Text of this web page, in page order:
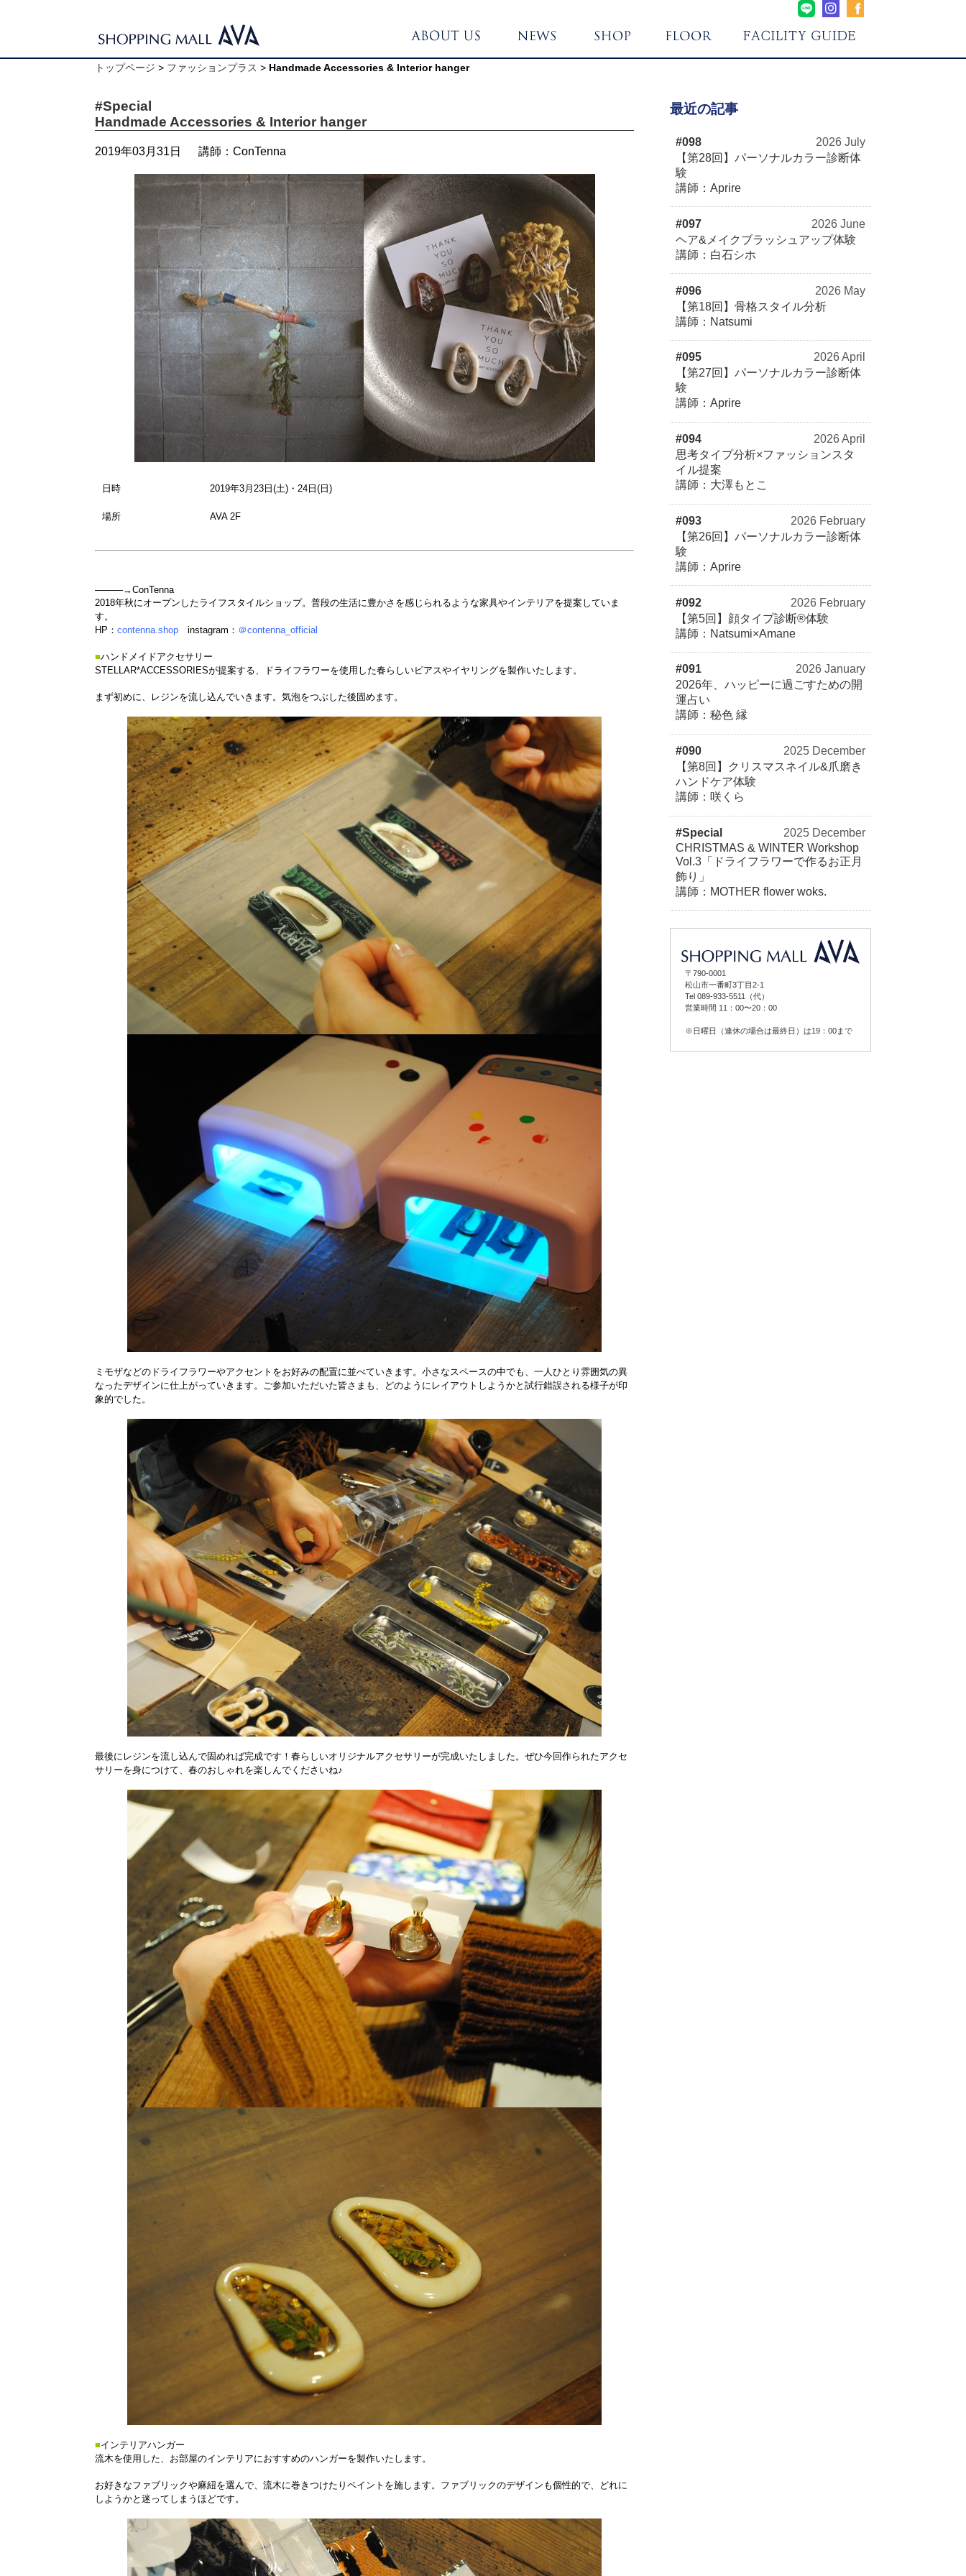
トップページ > ファッションプラス > Handmade Accessories & Interior hanger
#Special
Handmade Accessories & Interior hanger
2019年03月31日 講師：ConTenna
日時 2019年3月23日(土)・24日(日)
場所 AVA 2F
―――→ConTenna
2018年秋にオープンしたライフスタイルショップ。普段の生活に豊かさを感じられるような家具やインテリアを提案していま
す。
HP： contenna.shop instagram： ＠contenna_official
■ハンドメイドアクセサリー
STELLAR*ACCESSORIESが提案する、ドライフラワーを使用した春らしいピアスやイヤリングを製作いたします。
まず初めに、レジンを流し込んでいきます。気泡をつぶした後固めます。
ミモザなどのドライフラワーやアクセントをお好みの配置に並べていきます。小さなスペースの中でも、一人ひとり雰囲気の異
なったデザインに仕上がっていきます。ご参加いただいた皆さまも、どのようにレイアウトしようかと試行錯誤される様子が印
象的でした。
最後にレジンを流し込んで固めれば完成です！春らしいオリジナルアクセサリーが完成いたしました。ぜひ今回作られたアクセ
サリーを身につけて、春のおしゃれを楽しんでくださいね♪
■インテリアハンガー
流木を使用した、お部屋のインテリアにおすすめのハンガーを製作いたします。
お好きなファブリックや麻紐を選んで、流木に巻きつけたりペイントを施します。ファブリックのデザインも個性的で、どれに
しようかと迷ってしまうほどです。
最近の記事
#098
2026 July
【第28回】パーソナルカラー診断体
験
講師：Aprire
#097
2026 June
ヘア&メイクブラッシュアップ体験
講師：白石シホ
#096
2026 May
【第18回】骨格スタイル分析
講師：Natsumi
#095
2026 April
【第27回】パーソナルカラー診断体
験
講師：Aprire
#094
2026 April
思考タイプ分析×ファッションスタ
イル提案
講師：大澤もとこ
#093
2026 February
【第26回】パーソナルカラー診断体
験
講師：Aprire
#092
2026 February
【第5回】顔タイプ診断®体験
講師：Natsumi×Amane
#091
2026 January
2026年、ハッピーに過ごすための開
運占い
講師：秘色 縁
#090
2025 December
【第8回】クリスマスネイル&爪磨き
ハンドケア体験
講師：咲くら
#Special
2025 December
CHRISTMAS & WINTER Workshop
Vol.3「ドライフラワーで作るお正月
飾り」
講師：MOTHER flower woks.
〒790-0001
松山市一番町3丁目2-1
Tel 089-933-5511（代）
営業時間 11：00〜20：00
※日曜日（連休の場合は最終日）は19：00まで